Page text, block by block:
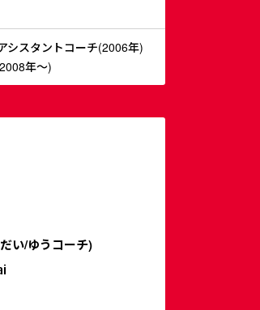
シスタントコーチ(2006年)
年～)
い/ゆうコーチ)